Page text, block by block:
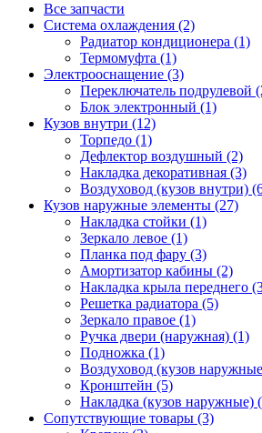
Все запчасти
Система охлаждения (2)
Радиатор кондиционера (1)
Термомуфта (1)
Электрооснащение (3)
Переключатель подрулевой
Блок электронный (1)
Кузов внутри (12)
Торпедо (1)
Дефлектор воздушный (2)
Накладка декоративная (3)
Воздуховод (кузов внутри)
Кузов наружные элементы (27)
Накладка стойки (1)
Зеркало левое (1)
Планка под фару (3)
Амортизатор кабины (2)
Накладка крыла переднего
Решетка радиатора (5)
Зеркало правое (1)
Ручка двери (наружная) (1)
Подножка (1)
Воздуховод (кузов
Кронштейн (5)
Накладка (кузов наружные)
Сопутствующие товары (3)